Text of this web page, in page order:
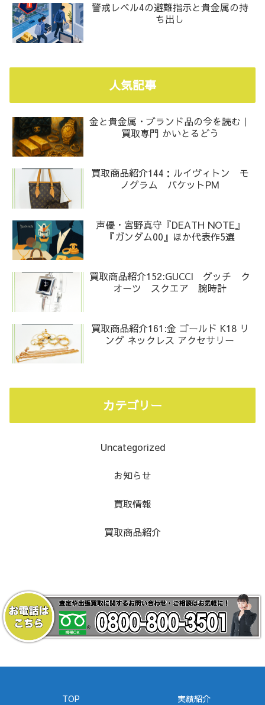
警戒レベル4の避難指示と貴金属の持
ち出し
人気記事
金と貴金属・ブランド品の今を読む｜
買取専門 かいとるどう
買取商品紹介144：ルイヴィトン モ
ノグラム バケットPM
声優・宮野真守『DEATH NOTE』
『ガンダム00』ほか代表作5選
買取商品紹介152:GUCCI グッチ ク
オーツ スクエア 腕時計
買取商品紹介161:金 ゴールド K18 リ
ング ネックレス アクセサリー
カテゴリー
Uncategorized
お知らせ
買取情報
買取商品紹介
TOP 実績紹介